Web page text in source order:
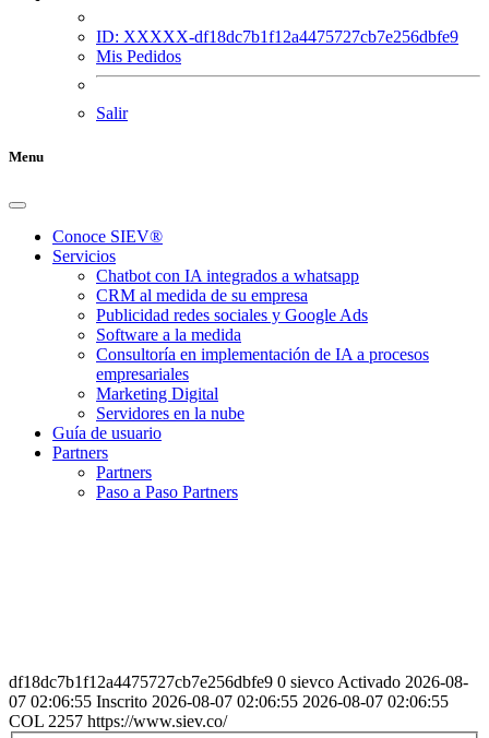
ID: XXXXX-df18dc7b1f12a4475727cb7e256dbfe9
Mis Pedidos
Salir
Menu
Conoce SIEV®
Servicios
Chatbot con IA integrados a whatsapp
CRM al medida de su empresa
Publicidad redes sociales y Google Ads
Software a la medida
Consultoría en implementación de IA a procesos
empresariales
Marketing Digital
Servidores en la nube
Guía de usuario
Partners
Partners
Paso a Paso Partners
df18dc7b1f12a4475727cb7e256dbfe9 0 sievco Activado 2026-08-
07 02:06:55 Inscrito 2026-08-07 02:06:55 2026-08-07 02:06:55
COL 2257 https://www.siev.co/